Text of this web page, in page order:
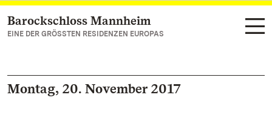
Zum Hauptinhalt springen
Barockschloss Mannheim
EINE DER GRÖSSTEN RESIDENZEN EUROPAS
Montag, 20. November 2017